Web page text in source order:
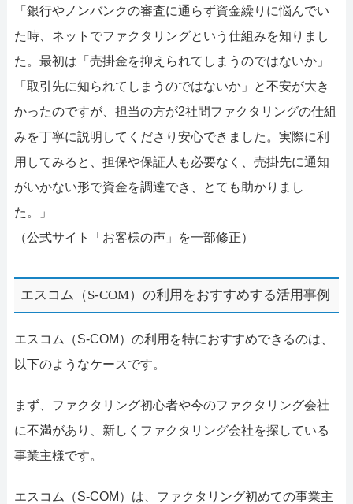
「銀行やノンバンクの審査に通らず資金繰りに悩んでい
た時、ネットでファクタリングという仕組みを知りまし
た。最初は「売掛金を抑えられてしまうのではないか」
「取引先に知られてしまうのではないか」と不安が大き
かったのですが、担当の方が2社間ファクタリングの仕組
みを丁寧に説明してくださり安心できました。実際に利
用してみると、担保や保証人も必要なく、売掛先に通知
がいかない形で資金を調達でき、とても助かりまし
た。」
（公式サイト「お客様の声」を一部修正）
エスコム（S-COM）の利用をおすすめする活用事例
エスコム（S-COM）の利用を特におすすめできるのは、
以下のようなケースです。
まず、ファクタリング初心者や今のファクタリング会社
に不満があり、新しくファクタリング会社を探している
事業主様です。
エスコム（S-COM）は、ファクタリング初めての事業主